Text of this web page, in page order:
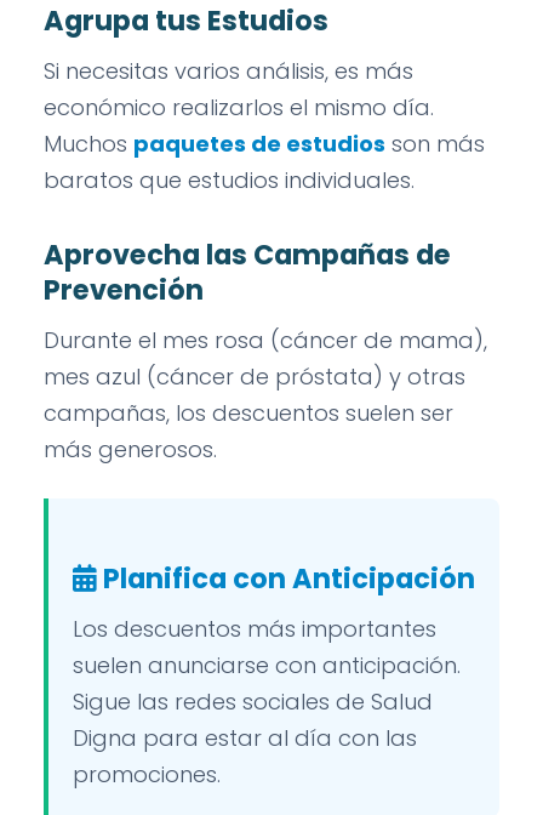
Agrupa tus Estudios
Si necesitas varios análisis, es más
económico realizarlos el mismo día.
Muchos paquetes de estudios son más
baratos que estudios individuales.
Aprovecha las Campañas de
Prevención
Durante el mes rosa (cáncer de mama),
mes azul (cáncer de próstata) y otras
campañas, los descuentos suelen ser
más generosos.
Planifica con Anticipación
Los descuentos más importantes
suelen anunciarse con anticipación.
Sigue las redes sociales de Salud
Digna para estar al día con las
promociones.